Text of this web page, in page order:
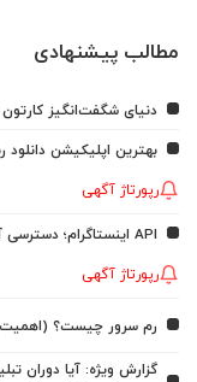
مطالب پیشنهادی
دنیای شگفت‌انگیز
بهترین اپلیکیشن دانلود
رپورتاژ آگهی
API اینستاگرام؛ دسترسی آسان، سریع و بدون محدودیت به اطلاعات اینستاگرام
رپورتاژ آگهی
رم سرور چیست؟ (اهمیت
گزارش ویژه: آیا دوران